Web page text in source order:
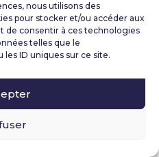
nous utilisons des
pour stocker et/ou accéder aux
de consentir à ces technologies
telles que le
ID uniques sur ce site.